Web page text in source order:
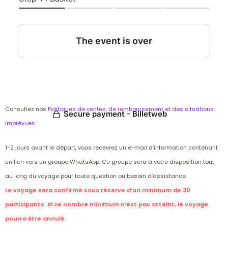
Consultez nos Politiques de ventes, de remboursement et des situations
imprévues.
1-2 jours avant le départ, vous recevrez un e-mail d’information contenant
un lien vers un groupe WhatsApp. Ce groupe sera à votre disposition tout
au long du voyage pour toute question ou besoin d’assistance.
Le voyage sera confirmé sous réserve d’un minimum de 30
participants. Si ce nombre minimum n’est pas atteint, le voyage
pourra être annulé.